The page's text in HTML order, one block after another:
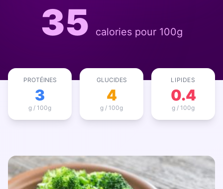
COMPLÉMENTS
BLOGSANO
Magazine
Minimag
FRANCHISE
Devenez franchisé(e)
35 calories pour 100g
PROTÉINES
3
g / 100g
GLUCIDES
4
g / 100g
LIPIDES
0.4
g / 100g